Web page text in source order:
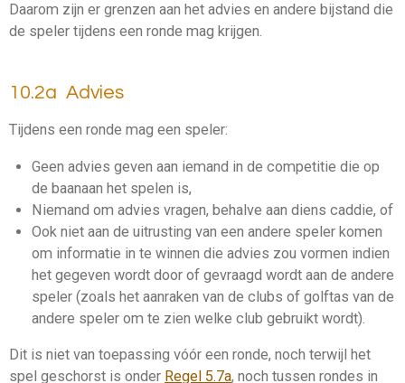
Daarom zijn er grenzen aan het advies en andere bijstand die
de speler tijdens een ronde mag krijgen.
10.2a Advies
Tijdens een ronde mag een speler:
Geen advies geven aan iemand in de competitie die op
de baanaan het spelen is,
Niemand om advies vragen, behalve aan diens caddie, of
Ook niet aan de uitrusting van een andere speler komen
om informatie in te winnen die advies zou vormen indien
het gegeven wordt door of gevraagd wordt aan de andere
speler (zoals het aanraken van de clubs of golftas van de
andere speler om te zien welke club gebruikt wordt).
Dit is niet van toepassing vóór een ronde, noch terwijl het
spel geschorst is onder Regel 5.7a, noch tussen rondes in